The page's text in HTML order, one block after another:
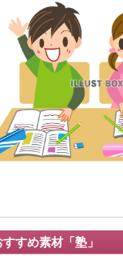
すすめ素材「塾」